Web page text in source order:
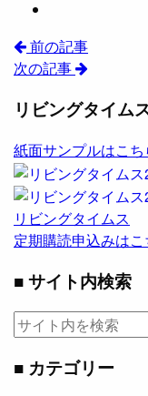
前の記事
次の記事
リビングタイム
紙面サンプルはこち
リビングタイムス
定期購読申込みはこ
■ サイト内検索
■ カテゴリー